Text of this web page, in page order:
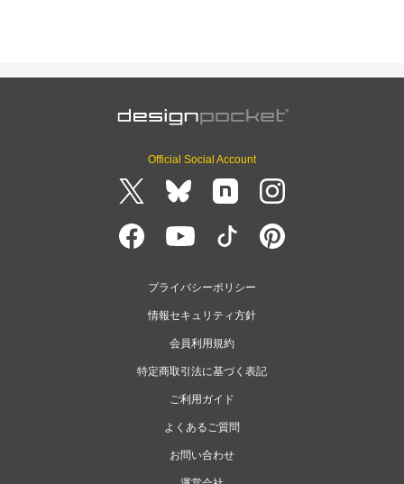
Official Social Account
プライバシーポリシー
情報セキュリティ方針
会員利用規約
特定商取引法に基づく表記
ご利用ガイド
よくあるご質問
お問い合わせ